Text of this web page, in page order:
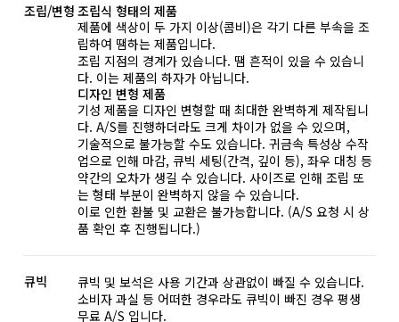
조립/변형 조립식 형태의 제품
제품에 색상이 두 가지 이상(콤비)은 각기 다른 부속을 조
립하여 땜하는 제품입니다.
조립 지점의 경계가 있습니다. 땜 흔적이 있을 수 있습니
다. 이는 제품의 하자가 아닙니다.
디자인 변형 제품
기성 제품을 디자인 변형할 때 최대한 완벽하게 제작됩니
다. A/S를 진행하더라도 크게 차이가 없을 수 있으며,
기술적으로 불가능할 수도 있습니다. 귀금속 특성상 수작
업으로 인해 마감, 큐빅 세팅(간격, 깊이 등), 좌우 대칭 등
약간의 오차가 생길 수 있습니다. 사이즈로 인해 조립 또
는 형태 부분이 완벽하지 않을 수 있습니다.
이로 인한 환불 및 교환은 불가능합니다. (A/S 요청 시 상
품 확인 후 진행됩니다.)
큐빅
큐빅 및 보석은 사용 기간과 상관없이 빠질 수 있습니다.
소비자 과실 등 어떠한 경우라도 큐빅이 빠진 경우 평생
무료 A/S 입니다.